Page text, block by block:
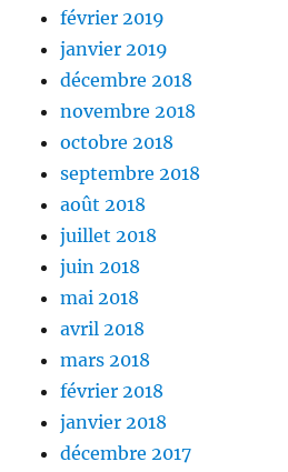
février 2019
janvier 2019
décembre 2018
novembre 2018
octobre 2018
septembre 2018
août 2018
juillet 2018
juin 2018
mai 2018
avril 2018
mars 2018
février 2018
janvier 2018
décembre 2017